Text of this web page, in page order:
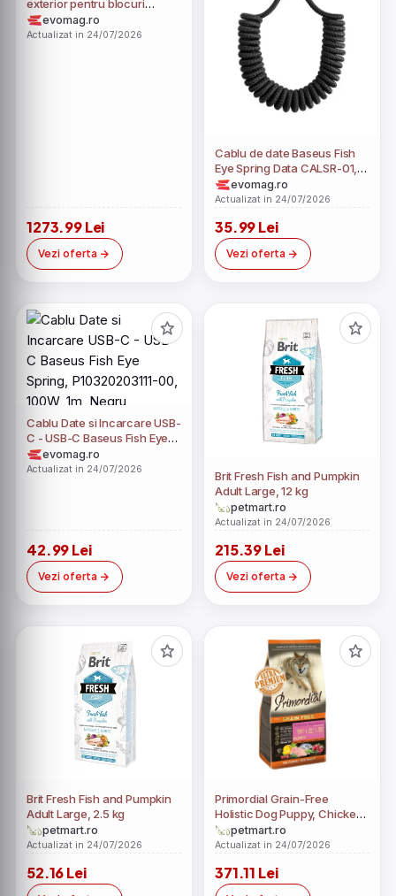
exterior pentru blocuri
Hikvision DS-KD8003-IME1
(B)NS 2MP HD Camera, Fish
evomag.ro
Actualizat in 24/07/2026
1273.99 Lei
Vezi oferta
Cablu de date Baseus Fish
Eye Spring Data CALSR-01,
Lightning, 2A, 1 m (Negru)
evomag.ro
Actualizat in 24/07/2026
35.99 Lei
Vezi oferta
Cablu Date si Incarcare USB-
C - USB-C Baseus Fish Eye
Spring, P10320203111-00,
100W, 1m, Negru
evomag.ro
Actualizat in 24/07/2026
42.99 Lei
Vezi oferta
Brit Fresh Fish and Pumpkin
Adult Large, 12 kg
petmart.ro
Actualizat in 24/07/2026
215.39 Lei
Vezi oferta
Brit Fresh Fish and Pumpkin
Adult Large, 2.5 kg
petmart.ro
Actualizat in 24/07/2026
52.16 Lei
Primordial Grain-Free
Holistic Dog Puppy, Chicken
& Sea Fish, 12 kg
petmart.ro
Actualizat in 24/07/2026
371.11 Lei